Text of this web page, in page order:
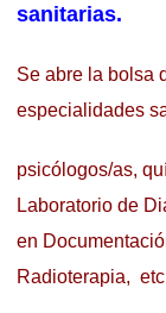
sanitarias.
Se abre la bolsa
especialidades
psicólogos/as,
Laboratorio de
en
Radioterapia, etc